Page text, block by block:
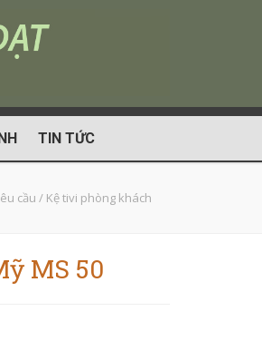
TIN TỨC
cầu / Kệ tivi phòng khách
MS 50